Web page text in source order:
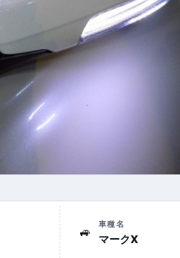
🚙
車種名
マークX